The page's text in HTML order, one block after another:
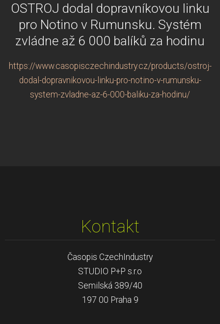
OSTROJ dodal dopravníkovou linku
pro Notino v Rumunsku. Systém
zvládne až 6 000 balíků za hodinu
https://www.casopisczechindustry.cz/products/ostroj-
dodal-dopravnikovou-linku-pro-notino-v-rumunsku-
system-zvladne-az-6-000-baliku-za-hodinu/
Kontakt
Časopis CzechIndustry
STUDIO P+P s.r.o
Semilská 389/40
197 00 Praha 9